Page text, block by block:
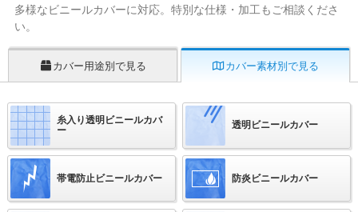
多様なビニールカバーに対応。特別な仕様・加工もご相談くださ
い。
カバー用途別で見る カバー素材別で見る
糸入り透明ビニールカバ
ー
透明ビニールカバー
帯電防止ビニールカバー 防炎ビニールカバー